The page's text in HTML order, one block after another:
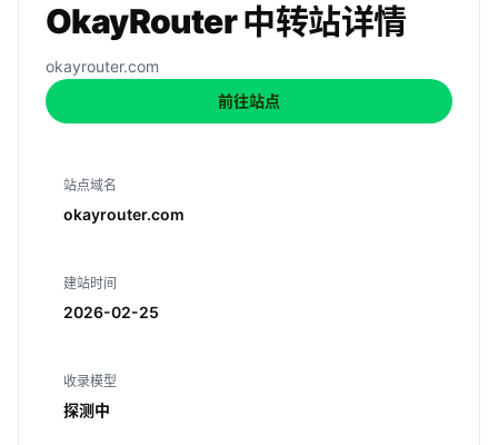
OkayRouter 中转站详情
okayrouter.com
前往站点
站点域名
okayrouter.com
建站时间
2026-02-25
收录模型
探测中